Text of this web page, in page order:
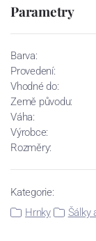
Parametry
Barva:
Provedení:
Vhodné do:
Země původu:
Váha:
Výrobce:
Rozměry:
Kategorie:
Hrnky
Šálky